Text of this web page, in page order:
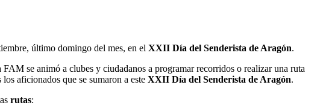
último domingo del mes, en el XXII Día del Senderista de Aragón.
se animó a clubes y ciudadanos a programar recorridos o realizar una ruta
aficionados que se sumaron a este XXII Día del Senderista de Aragón.
rutas: